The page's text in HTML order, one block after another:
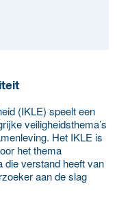
(IKLE) speelt een
veiligheidsthema’s
Het IKLE is
het thema
die verstand heeft van
aan de slag